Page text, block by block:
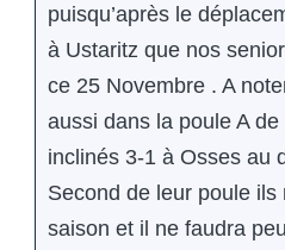
puisqu’après le
à Ustaritz que nos
ce 25 Novembre . A
aussi dans la poule A de
inclinés 3-1 à Osses au
Second de leur poule
saison et il ne faudra